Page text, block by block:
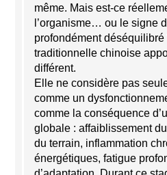
même. Mais est-ce
l’organisme… ou le signe
profondément
traditionnelle chinoise
différent.
Elle ne considère pas
comme un
comme la conséquence
globale : affaiblissement
du terrain, inflammation
énergétiques, fatigue